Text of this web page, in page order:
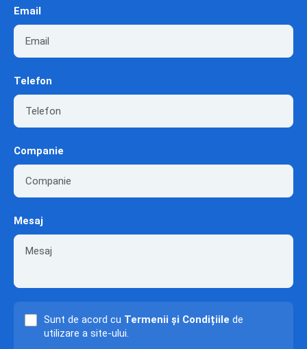
Email
Telefon
Companie
Mesaj
Sunt de acord cu Termenii și Condițiile de
utilizare a site-ului.